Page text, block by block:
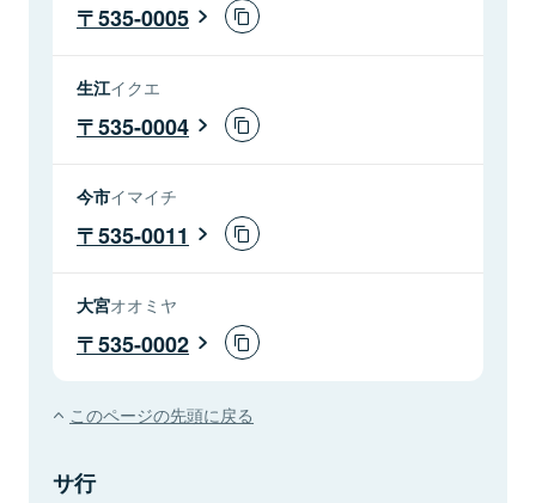
535-0005
生江イクエ
535-0004
今市イマイチ
535-0011
大宮オオミヤ
535-0002
このページの先頭に戻る
サ行